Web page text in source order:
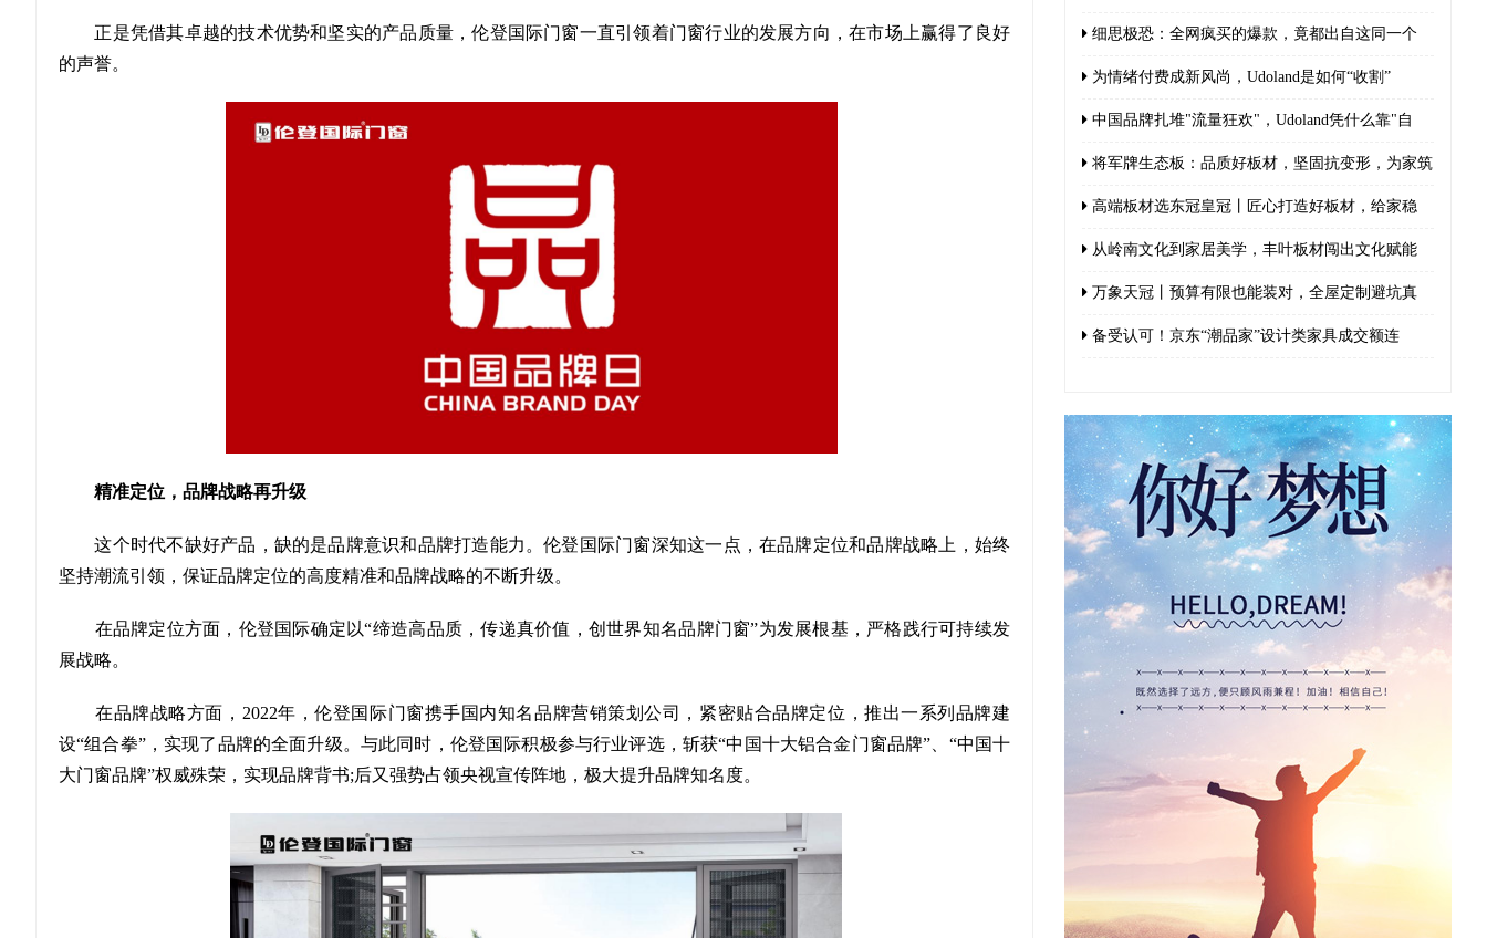
正是凭借其卓越的技术优势和坚实的产品质量，伦登国际门窗一直引领着门窗行业的发展方向，在市场上赢得了良好
的声誉。
精准定位，品牌战略再升级
这个时代不缺好产品，缺的是品牌意识和品牌打造能力。伦登国际门窗深知这一点，在品牌定位和品牌战略上，始终
坚持潮流引领，保证品牌定位的高度精准和品牌战略的不断升级。
在品牌定位方面，伦登国际确定以“缔造高品质，传递真价值，创世界知名品牌门窗”为发展根基，严格践行可持续发
展战略。
在品牌战略方面，2022年，伦登国际门窗携手国内知名品牌营销策划公司，紧密贴合品牌定位，推出一系列品牌建
设“组合拳”，实现了品牌的全面升级。与此同时，伦登国际积极参与行业评选，斩获“中国十大铝合金门窗品牌”、“中国十
大门窗品牌”权威殊荣，实现品牌背书;后又强势占领央视宣传阵地，极大提升品牌知名度。
细思极恐：全网疯买的爆款，竟都出自这同一个
为情绪付费成新风尚，Udoland是如何“收割”
中国品牌扎堆"流量狂欢"，Udoland凭什么靠"自
将军牌生态板：品质好板材，坚固抗变形，为家筑
高端板材选东冠皇冠丨匠心打造好板材，给家稳
从岭南文化到家居美学，丰叶板材闯出文化赋能
万象天冠丨预算有限也能装对，全屋定制避坑真
备受认可！京东“潮品家”设计类家具成交额连